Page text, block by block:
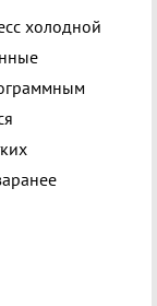
холодной